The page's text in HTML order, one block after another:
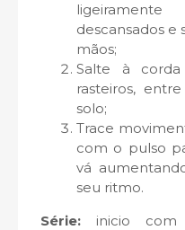
descansados e
mãos;
Salte à
rasteiros,
solo;
Trace
com o pulso
vá
seu ritmo.
Série: inicio